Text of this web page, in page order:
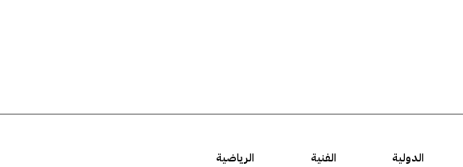
الدولية الفنية
الرياضية